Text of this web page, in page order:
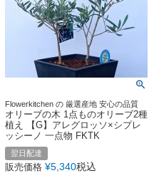
Flowerkitchen の 厳選産地 安心の品質
オリーブの木 1点ものオリーブ2種
植え 【G】アレグロッソ×シプレ
ッシーノ 一点物 FKTK
翌日配達
販売価格 ¥5,340税込